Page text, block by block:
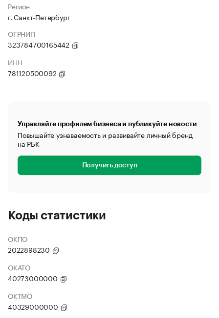
Регион
г. Санкт-Петербург
ОГРНИП
323784700165442
ИНН
781120500092
Управляйте профилем бизнеса и публикуйте новости
Повышайте узнаваемость и развивайте личный бренд
на РБК
Получить доступ
Коды статистики
ОКПО
2022898230
ОКАТО
40273000000
ОКТМО
40329000000